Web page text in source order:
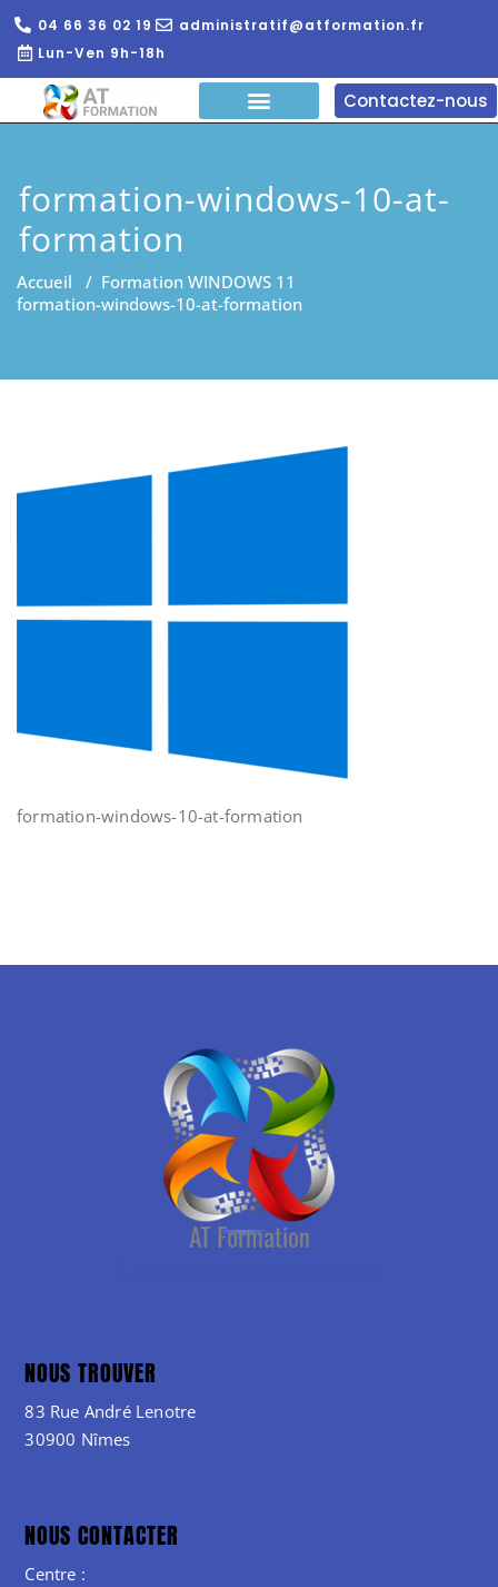
04 66 36 02 19
administratif@atformation.fr
Lun-Ven 9h-18h
Contactez-nous
formation-windows-10-at-
formation
Accueil / Formation WINDOWS 11
formation-windows-10-at-formation
formation-windows-10-at-formation
NOUS TROUVER
83 Rue André Lenotre
30900 Nîmes
NOUS CONTACTER
Centre :